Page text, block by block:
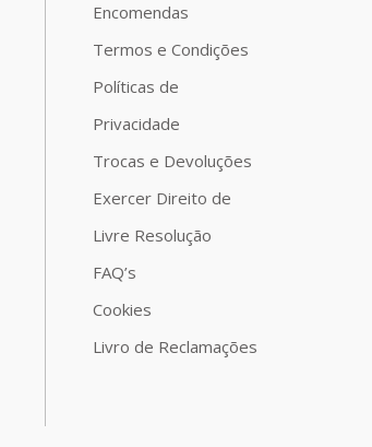
Encomendas
Termos e Condições
Políticas de
Privacidade
Trocas e Devoluções
Exercer Direito de
Livre Resolução
FAQ’s
Cookies
Livro de Reclamações